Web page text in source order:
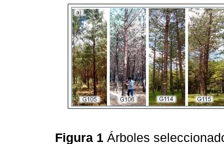
Figura 1 Árboles